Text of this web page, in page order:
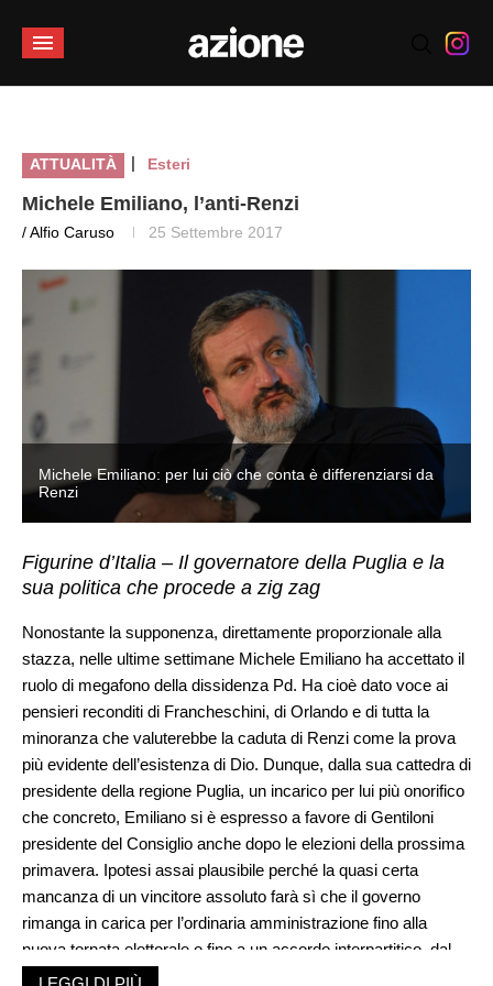
ATTUALITÀ | Esteri
Michele Emiliano, l’anti-Renzi
/ Alfio Caruso 25 Settembre 2017
Michele Emiliano: per lui ciò che conta è differenziarsi da
Renzi
Figurine d’Italia – Il governatore della Puglia e la
sua politica che procede a zig zag
Nonostante la supponenza, direttamente proporzionale alla
stazza, nelle ultime settimane Michele Emiliano ha accettato il
ruolo di megafono della dissidenza Pd. Ha cioè dato voce ai
pensieri reconditi di Francheschini, di Orlando e di tutta la
minoranza che valuterebbe la caduta di Renzi come la prova
più evidente dell’esistenza di Dio. Dunque, dalla sua cattedra di
presidente della regione Puglia, un incarico per lui più onorifico
che concreto, Emiliano si è espresso a favore di Gentiloni
presidente del Consiglio anche dopo le elezioni della prossima
primavera. Ipotesi assai plausibile perché la quasi certa
mancanza di un vincitore assoluto farà sì che il governo
rimanga in carica per l’ordinaria amministrazione fino alla
nuova tornata elettorale o fino a un accordo interpartitico, dal
quale scaturisca un’impensabile maggioranza. Ma Emiliano